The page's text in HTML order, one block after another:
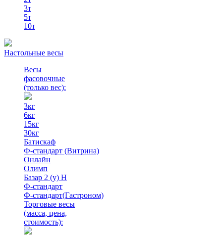
3т
5т
10т
Настольные весы
Весы
фасовочные
(только вес):
3кг
6кг
15кг
30кг
Батискаф
Ф-стандарт (Витрина)
Онлайн
Олимп
Базар 2 (у) Н
Ф-стандарт
Ф-стандарт(Гастроном)
Торговые весы
(масса, цена,
стоимость):